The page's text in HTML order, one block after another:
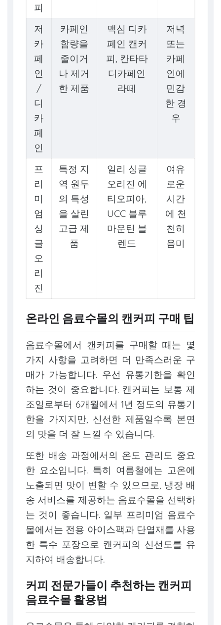
피
저
카
페
인
/
디
카
페
인
카페인
함량을
줄이거
나 제거
한 제품
맥심 디카
페인 캔커
피, 칸타타
디카페인
라떼
저녁
또는
카페
인에
민감
한 경
우
프
리
미
엄
싱
글
오
리
진
특정 지
역 원두
의 특성
을 살린
고급 제
품
일리 싱글
오리진 에
티오피아,
UCC 블루
마운틴 블
렌드
여유
로운
시간
에 천
천히
음미
온라인 음료수몰의 캔커피 구매 팁
음료수몰에서 캔커피를 구매할 때는 몇
가지 사항을 고려하면 더 만족스러운 구
매가 가능합니다. 우선 유통기한을 확인
하는 것이 중요합니다. 캔커피는 보통 제
조일로부터 6개월에서 1년 정도의 유통기
한을 가지지만, 신선한 제품일수록 본연
의 맛을 더 잘 느낄 수 있습니다.
또한 배송 과정에서의 온도 관리도 중요
한 요소입니다. 특히 여름철에는 고온에
노출되면 맛이 변할 수 있으므로, 냉장 배
송 서비스를 제공하는 음료수몰을 선택하
는 것이 좋습니다. 일부 프리미엄 음료수
몰에서는 전용 아이스팩과 단열재를 사용
한 특수 포장으로 캔커피의 신선도를 유
지하여 배송합니다.
커피 전문가들이 추천하는 캔커피
음료수몰 활용법